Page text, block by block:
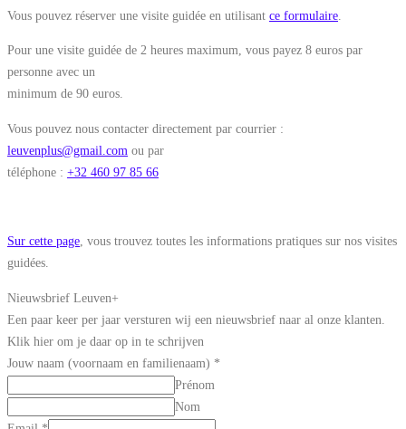
Vous pouvez réserver une visite guidée en utilisant ce formulaire
Pour une visite guidée de 2 heures maximum, vous payez 8 euros par
personne avec un
minimum de 90 euros.
Vous pouvez nous contacter directement par courrier :
leuvenplus@gmail.com ou par
téléphone : +32 460 97 85 66
Sur cette page, vous trouvez toutes les informations pratiques sur nos visites
guidées.
Nieuwsbrief Leuven+
Een paar keer per jaar versturen wij een nieuwsbrief naar al onze klanten.
Klik hier om je daar op in te schrijven
Jouw naam (voornaam en familienaam) *
Prénom
Nom